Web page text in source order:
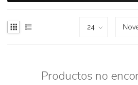
Productos no